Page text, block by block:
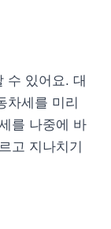
수 있어요. 대
차세를 미리
를 나중에 바
고 지나치기